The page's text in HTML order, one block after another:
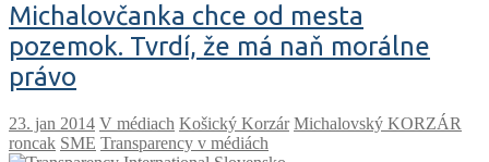
Michalovčanka chce od mesta
pozemok. Tvrdí, že má naň morálne
právo
V médiach Košický Korzár Michalovský KORZÁR
roncak SME Transparency v médiách